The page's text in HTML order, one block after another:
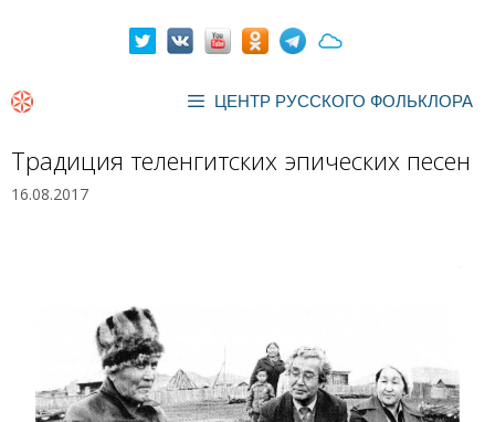
ЦЕНТР РУССКОГО ФОЛЬКЛОРА
Традиция теленгитских эпических песен
16.08.2017